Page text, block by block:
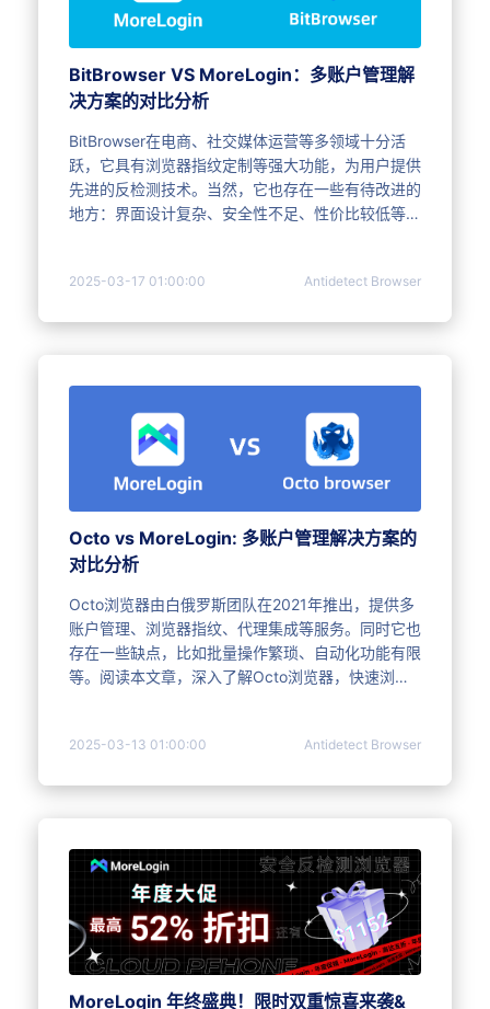
BitBrowser VS MoreLogin：多账户管理解
决方案的对比分析
BitBrowser在电商、社交媒体运营等多领域十分活
跃，它具有浏览器指纹定制等强大功能，为用户提供
先进的反检测技术。当然，它也存在一些有待改进的
地方：界面设计复杂、安全性不足、性价比较低等。
2025-03-17 01:00:00 Antidetect Browser
Octo vs MoreLogin: 多账户管理解决方案的
对比分析
Octo浏览器由白俄罗斯团队在2021年推出，提供多
账户管理、浏览器指纹、代理集成等服务。同时它也
存在一些缺点，比如批量操作繁琐、自动化功能有限
等。阅读本文章，深入了解Octo浏览器，快速浏览
2025-03-13 01:00:00 Antidetect Browser
MoreLogin 年终盛典！限时双重惊喜来袭&